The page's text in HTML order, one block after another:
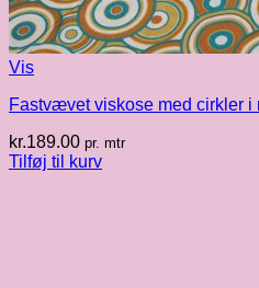
Vis
Fastvævet viskose med cirkler i
kr.189.00 pr. mtr
Tilføj til kurv